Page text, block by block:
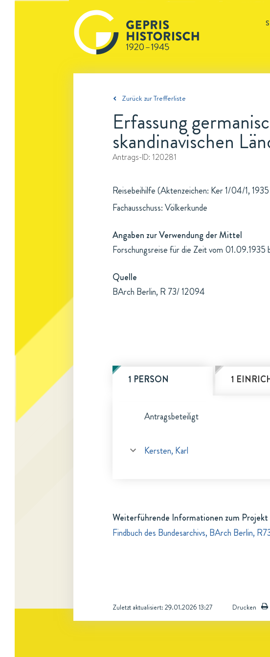
Zurück zur Trefferliste
Erfassung
skandinavischen
Antrags-ID: 120281
Reisebeihilfe (Aktenzeichen: Ker 1/04/1,
Fachausschuss: Völkerkunde
Angaben zur Verwendung der Mittel
Forschungsreise für die Zeit vom 01.09.1935
Quelle
BArch Berlin, R 73/ 12094
1 PERSON 1
Antragsbeteiligt
Kersten, Karl
Weiterführende Informationen zum Projekt
Findbuch des Bundesarchivs, BArch Berlin,
Zuletzt aktualisiert: 29.01.2026 13:27 Drucken